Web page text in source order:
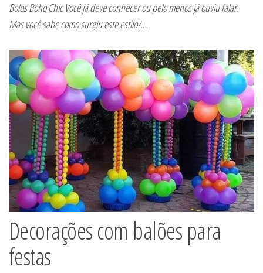
Bolos Boho Chic Você já deve conhecer ou pelo menos já ouviu falar.
Mas você sabe como surgiu este estilo?…
Decorações com balões para
festas